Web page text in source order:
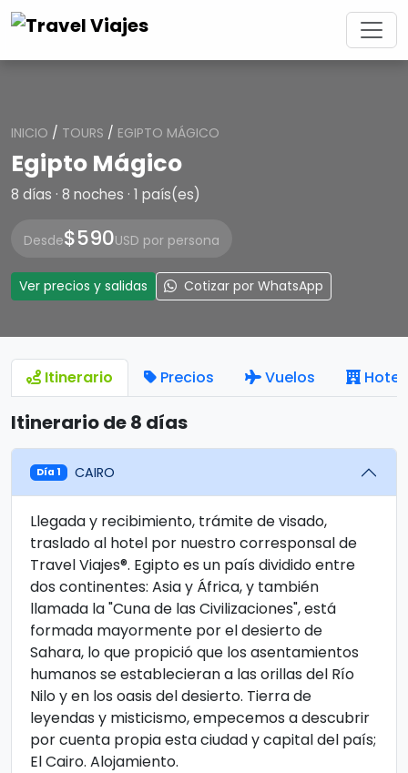
INICIO / TOURS / EGIPTO MÁGICO
Egipto Mágico
8 días · 8 noches · 1 país(es)
Desde$590USD por persona
Ver precios y salidas Cotizar por WhatsApp
Itinerario Precios Vuelos
Itinerario de 8 días
Día 1 CAIRO
Llegada y recibimiento, trámite de visado,
traslado al hotel por nuestro corresponsal de
Travel Viajes®. Egipto es un país dividido entre
dos continentes: Asia y África, y también
llamada la "Cuna de las Civilizaciones", está
formada mayormente por el desierto de
Sahara, lo que propició que los asentamientos
humanos se establecieran a las orillas del Río
Nilo y en los oasis del desierto. Tierra de
leyendas y misticismo, empecemos a descubrir
por cuenta propia esta ciudad y capital del país;
El Cairo. Alojamiento.